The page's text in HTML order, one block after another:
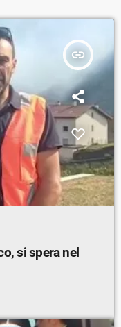
insert_link
si spera nel